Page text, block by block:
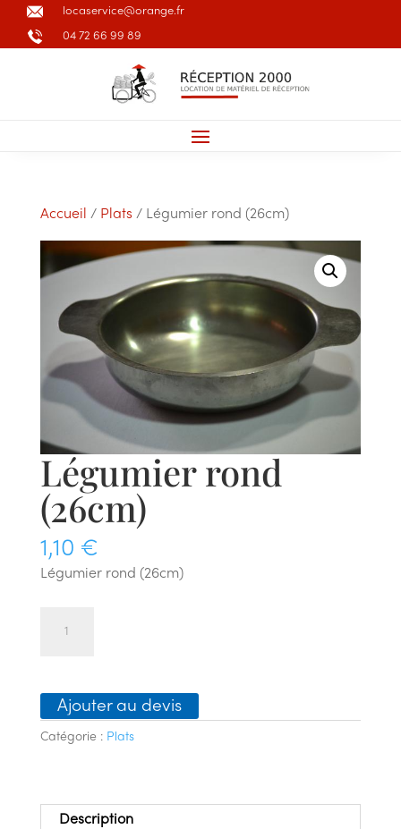
locaservice@orange.fr
04 72 66 99 89
Accueil / Plats / Légumier rond (26cm)
Légumier rond
(26cm)
1,10 €
Légumier rond (26cm)
(26cm)
Ajouter au devis
Catégorie : Plats
Description